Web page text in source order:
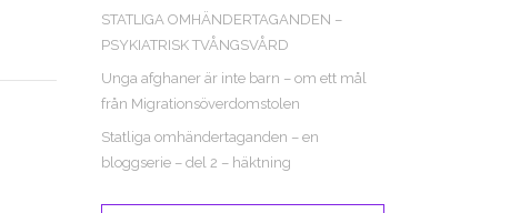
STATLIGA OMHÄNDERTAGANDEN –
PSYKIATRISK TVÅNGSVÅRD
Unga afghaner är inte barn – om ett mål
från Migrationsöverdomstolen
Statliga omhändertaganden – en
bloggserie – del 2 – häktning